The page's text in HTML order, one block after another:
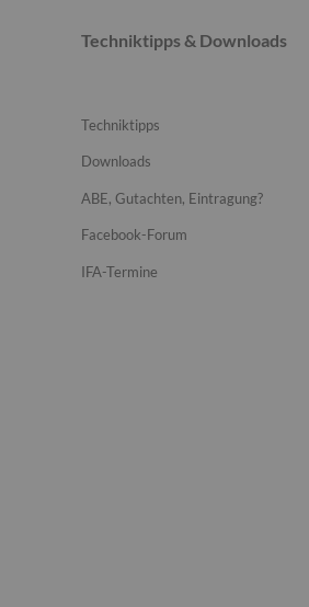
Techniktipps & Downloads
Techniktipps
Downloads
ABE, Gutachten, Eintragung?
Facebook-Forum
IFA-Termine